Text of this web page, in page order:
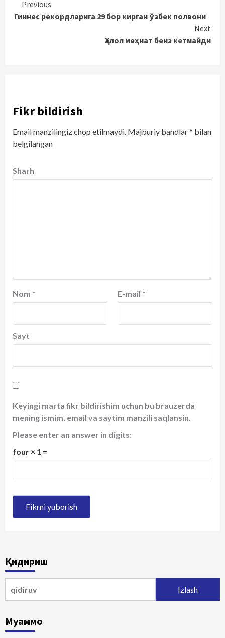
Continue
Reading
Previous
Гиннес рекордларига 29 бор кирган ўзбек полвони
Next
Ҳалол меҳнат беиз кетмайди
Fikr bildirish
Email manzilingiz chop etilmaydi. Majburiy bandlar* bilan
belgilangan
Sharh
Nom * E-mail *
Sayt
Keyingi marta fikr bildirishim uchun bu brauzerda
mening ismim, email va saytim manzili saqlansin.
Please enter an answer in digits:
four × 1 =
Қидириш
Муаммо